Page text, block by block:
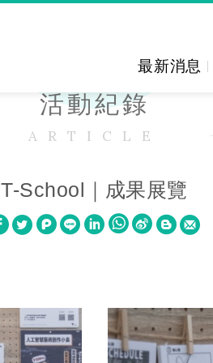
最新消息
活動紀錄
ARTICLE
T-School｜成果展覽
t
s
a
W